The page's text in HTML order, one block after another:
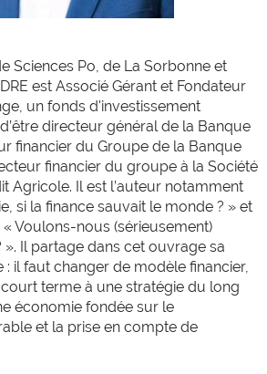
Sciences Po, de La Sorbonne et
est Associé Gérant et Fondateur
un fonds d'investissement
directeur général de la Banque
financier du Groupe de la Banque
financier du groupe à la Société
Agricole. Il est l’auteur notamment
si la finance sauvait le monde ? » et
Voulons-nous (sérieusement)
Il partage dans cet ouvrage sa
il faut changer de modèle financier,
terme à une stratégie du long
économie fondée sur le
et la prise en compte de